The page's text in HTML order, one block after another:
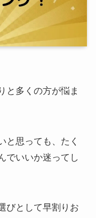
と多くの方が悩ま
と思っても、たく
でいいか迷ってし
びとして早割りお